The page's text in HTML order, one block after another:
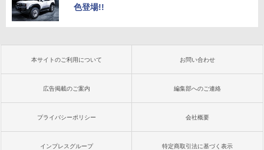
色登場!!
本サイトのご利用について お問い合わせ
広告掲載のご案内 編集部へのご連絡
プライバシーポリシー 会社概要
インプレスグループ 特定商取引法に基づく表示